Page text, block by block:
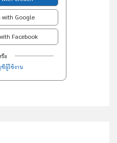
with Google
Facebook
อ
ผู้ใช้งาน